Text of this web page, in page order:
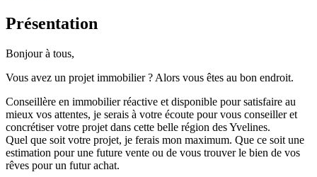
Présentation
Bonjour à tous,
Vous avez un projet immobilier ? Alors vous êtes au bon endroit.
Conseillère en immobilier réactive et disponible pour satisfaire au
mieux vos attentes, je serais à votre écoute pour vous conseiller et
concrétiser votre projet dans cette belle région des Yvelines.
Quel que soit votre projet, je ferais mon maximum. Que ce soit une
estimation pour une future vente ou de vous trouver le bien de vos
rêves pour un futur achat.